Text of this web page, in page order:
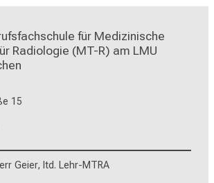
für Medizinische
Radiologie (MT-R) am LMU
15
Geier, ltd. Lehr-MTRA